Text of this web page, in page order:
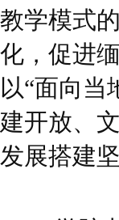
教学模式
化，促进
以“面向
建开放、
发展搭建